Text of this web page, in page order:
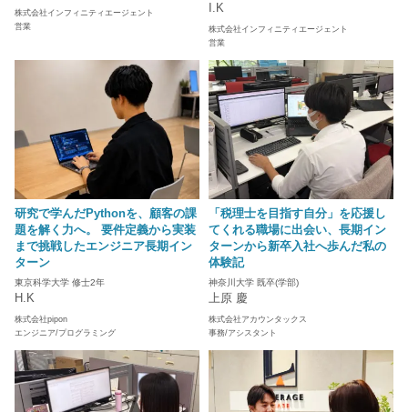
株式会社インフィニティエージェント
営業
I.K
株式会社インフィニティエージェント
営業
研究で学んだPythonを、顧客の課
題を解く力へ。 要件定義から実装
まで挑戦したエンジニア長期イン
ターン
東京科学大学 修士2年
H.K
株式会社pipon
エンジニア/プログラミング
「税理士を目指す自分」を応援し
てくれる職場に出会い、長期イン
ターンから新卒入社へ歩んだ私の
体験記
神奈川大学 既卒(学部)
上原 慶
株式会社アカウンタックス
事務/アシスタント